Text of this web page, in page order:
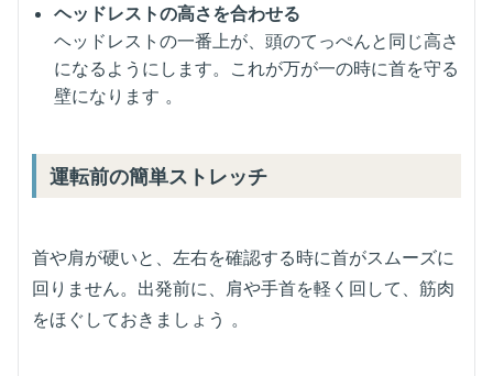
ヘッドレストの高さを合わせる
ヘッドレストの一番上が、頭のてっぺんと同じ高さ
になるようにします。これが万が一の時に首を守る
壁になります 。
運転前の簡単ストレッチ
首や肩が硬いと、左右を確認する時に首がスムーズに
回りません。出発前に、肩や手首を軽く回して、筋肉
をほぐしておきましょう 。